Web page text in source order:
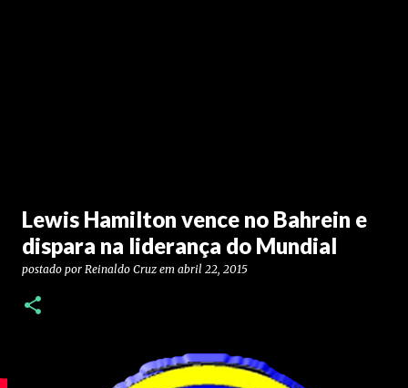
Lewis Hamilton vence no Bahrein e
dispara na liderança do Mundial
postado por Reinaldo Cruz em abril 22, 2015